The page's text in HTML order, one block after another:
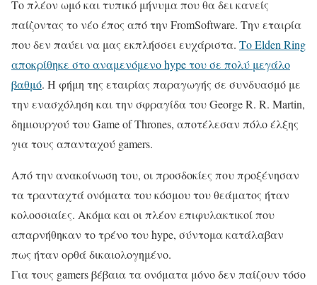
Το πλέον ωμό και τυπικό μήνυμα που θα δει κανείς
παίζοντας το νέο έπος από την FromSoftware. Την εταιρία
που δεν παύει να μας εκπλήσσει ευχάριστα. Το Elden Ring
αποκρίθηκε στο αναμενόμενο hype του σε πολύ μεγάλο
βαθμό. Η φήμη της εταιρίας παραγωγής σε συνδυασμό με
την ενασχόληση και την σφραγίδα του George R. R. Martin,
δημιουργού του Game of Thrones, αποτέλεσαν πόλο έλξης
για τους απανταχού gamers.
Από την ανακοίνωση του, οι προσδοκίες που προξένησαν
τα τρανταχτά ονόματα του κόσμου του θεάματος ήταν
κολοσσιαίες. Ακόμα και οι πλέον επιφυλακτικοί που
απαρνήθηκαν το τρένο του hype, σύντομα κατάλαβαν
πως ήταν ορθά δικαιολογημένο.
Για τους gamers βέβαια τα ονόματα μόνο δεν παίζουν τόσο